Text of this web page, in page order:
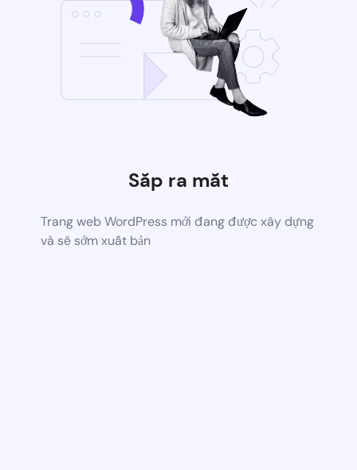
Sắp ra mắt
Trang web WordPress mới đang được xây dựng
và sẽ sớm xuất bản